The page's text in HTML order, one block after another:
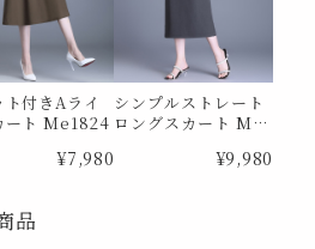
ト付きAライ
ート Me1824
¥7,980
シンプルストレート
ロングスカート Me1
¥9,980
品